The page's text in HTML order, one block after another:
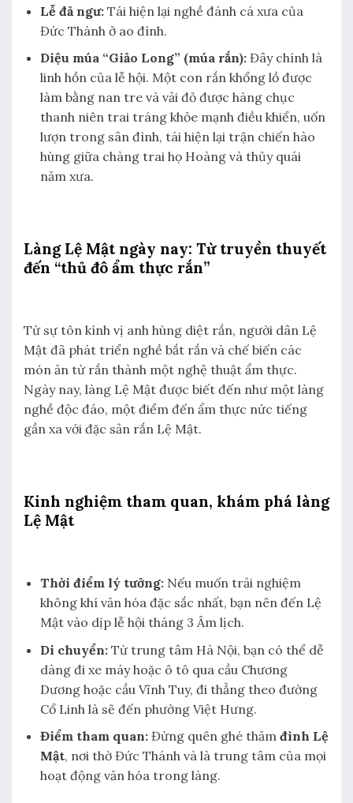
Lễ đả ngư:Tái hiện lại nghề đánh cá xưa của
Đức Thánh ở ao đình.
Diệu múa “Giảo Long” (múa rắn):Đây chính là
linh hồn của lễ hội. Một con rắn khổng lồ được
làm bằng nan tre và vải đỏ được hàng chục
thanh niên trai tráng khỏe mạnh điều khiển, uốn
lượn trong sân đình, tái hiện lại trận chiến hào
hùng giữa chàng trai họ Hoàng và thủy quái
năm xưa.
Làng Lệ Mật ngày nay: Từ truyền thuyết
đến “thủ đô ẩm thực rắn”
Từ sự tôn kính vị anh hùng diệt rắn, người dân Lệ
Mật đã phát triển nghề bắt rắn và chế biến các
món ăn từ rắn thành một nghệ thuật ẩm thực.
Ngày nay, làng Lệ Mật được biết đến như một làng
nghề độc đáo, một điểm đến ẩm thực nức tiếng
gần xa với đặc sản rắn Lệ Mật.
Kinh nghiệm tham quan, khám phá làng
Lệ Mật
Thời điểm lý tưởng:Nếu muốn trải nghiệm
không khí văn hóa đặc sắc nhất, bạn nên đến Lệ
Mật vào dịp lễ hội tháng 3 Âm lịch.
Di chuyển:Từ trung tâm Hà Nội, bạn có thể dễ
dàng đi xe máy hoặc ô tô qua cầu Chương
Dương hoặc cầu Vĩnh Tuy, đi thẳng theo đường
Cổ Linh là sẽ đến phường Việt Hưng.
Điểm tham quan:Đừng quên ghé thăm đình Lệ
Mật, nơi thờ Đức Thánh và là trung tâm của mọi
hoạt động văn hóa trong làng.